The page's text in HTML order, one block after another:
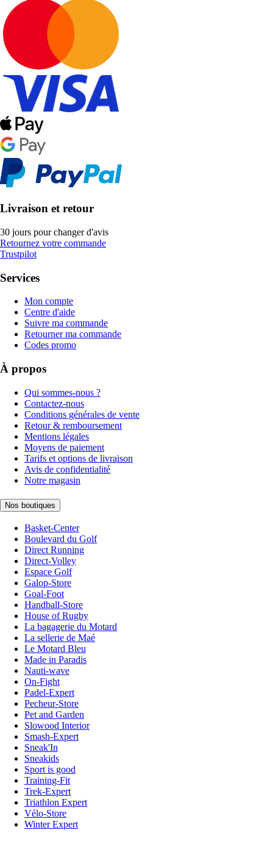
Livraison et retour
30 jours pour changer d'avis
Retournez votre commande
Trustpilot
Services
Mon compte
Centre d'aide
Suivre ma commande
Retourner ma commande
Codes promo
À propos
Qui sommes-nous ?
Contactez-nous
Conditions générales de vente
Retour & remboursement
Mentions légales
Moyens de paiement
Tarifs et options de livraison
Avis de confidentialité
Notre magasin
Nos boutiques
Basket-Center
Boulevard du Golf
Direct Running
Direct-Volley
Espace Golf
Galop-Store
Goal-Foot
Handball-Store
House of Rugby
La bagagerie du Motard
La sellerie de Maé
Le Motard Bleu
Made in Paradis
Nauti-wave
On-Fight
Padel-Expert
Pecheur-Store
Pet and Garden
Slowood Interior
Smash-Expert
Sneak'In
Sneakids
Sport is good
Training-Fit
Trek-Expert
Triathlon Expert
Vélo-Store
Winter Expert